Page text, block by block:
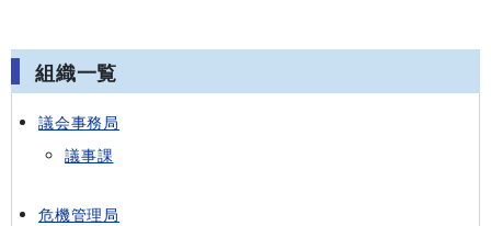
組織一覧
議会事務局
議事課
危機管理局